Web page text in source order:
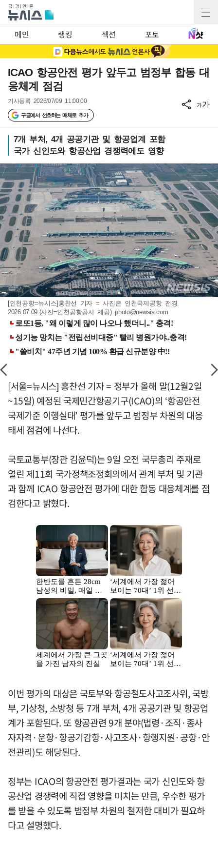
메인 랭킹 섹션 포토
ICAO 항공안전 평가 앞두고 범정부 합동 대
응체계 점검
기사등록 2026/07/09 11:00:00
구글에서 선호하는 매체로 추가
가가
7개 부처, 4개 공공기관 및 항공업계 포함
국가 신인도와 항공산업 경쟁력에도 영향
[인천공항=뉴시스]홍찬선 기자 = 사진은 인천국제공항 전경.
2026.07.09.(사진=인천공항공사 제공)photo@newsis.com
[서울=뉴시스] 홍찬선 기자 = 정부가 올해 말(12월2일
~15일) 예정된 국제민간항공기구(ICAO)의 ‘항공안전
국제기준 이행실태’ 평가를 앞두고 범정부 차원의 대응
태세 점검에 나선다.
국토교통부(장관 김윤덕)는 9일 오전 국무총리 주재로
열린 제11회 국가정책조정회의에서 관계 부처 및 기관
과 함께 ICAO 항공안전 평가에 대한 합동 대응체계를 점
검한다고 밝혔다.
이번 평가의 대상은 국토부와 항공철도사고조사위, 국방
부, 기상청, 소방청 등 7개 부처, 4개 공공기관 및 항공업
계가 포함된다. 또 항공관련 9개 분야(법령·조직·종사
자자격·운항·항공기감항·사고조사·항행지원·공항·안
전관리)도 해당된다.
정부는 ICAO의 항공안전 평가결과는 국가 신인도와 항
공산업 경쟁력에 직접 영향을 미치는 만큼, 우수한 평가
를 받을 수 있도록 범정부 차원의 철저한 대비가 필요하
다고 설명했다.